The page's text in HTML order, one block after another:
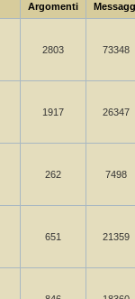
Argomenti
2803 73348
1917 26347
262 7498
651 21359